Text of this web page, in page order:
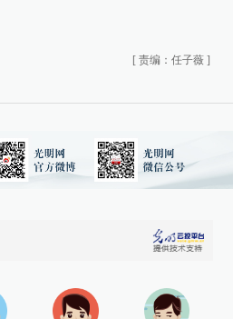
[ 责编：任子薇 ]